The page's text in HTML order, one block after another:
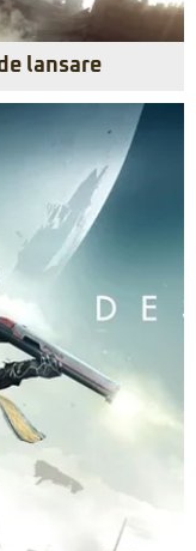
lansare